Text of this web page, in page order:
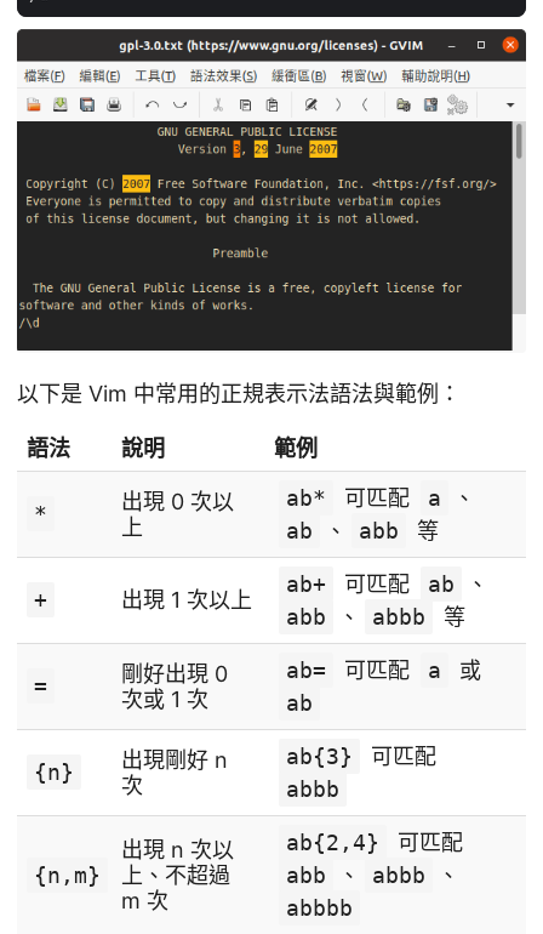
以下是 Vim 中常用的正規表示法語法與範例：
語法 說明 範例
*
出現 0 次以
上
ab* 可匹配 a
、
ab
、 abb 等
+ 出現 1 次以上
ab+ 可匹配 ab
、
abb
、 abbb 等
=
剛好出現 0
次或 1 次
ab= 可匹配 a
或
ab
{n}
出現剛好 n
次
ab{3}
可匹配
abbb
{n,m}
出現 n 次以
上、不超過
m 次
ab{2,4}
可匹配
abb
、 abbb
、
abbbb